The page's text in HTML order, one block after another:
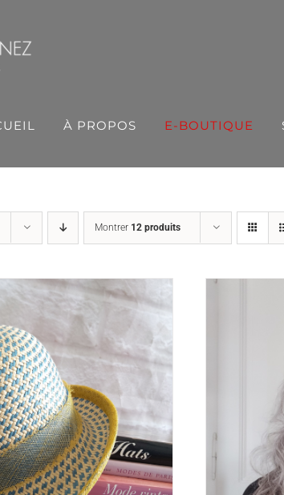
À PROPOS E-BOUTIQUE
Montrer 12 produits